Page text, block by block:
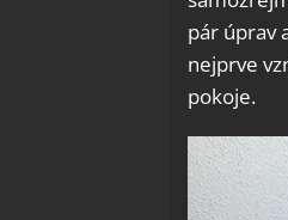
pár úprav
nejprve
pokoje.